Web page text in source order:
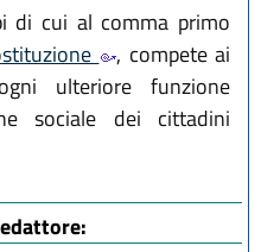
di cui al comma primo
, compete ai
ulteriore funzione
sociale dei cittadini